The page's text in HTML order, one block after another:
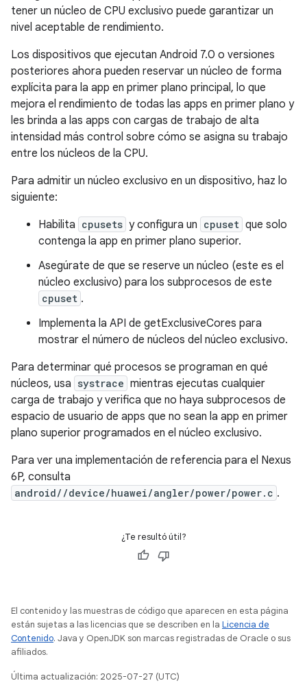
tener un núcleo de CPU exclusivo puede garantizar un
nivel aceptable de rendimiento.
Los dispositivos que ejecutan Android 7.0 o versiones
posteriores ahora pueden reservar un núcleo de forma
explícita para la app en primer plano principal, lo que
mejora el rendimiento de todas las apps en primer plano y
les brinda a las apps con cargas de trabajo de alta
intensidad más control sobre cómo se asigna su trabajo
entre los núcleos de la CPU.
Para admitir un núcleo exclusivo en un dispositivo, haz lo
siguiente:
Habilita cpusets y configura un cpuset que solo
contenga la app en primer plano superior.
Asegúrate de que se reserve un núcleo (este es el
núcleo exclusivo) para los subprocesos de este
cpuset .
Implementa la API de getExclusiveCores para
mostrar el número de núcleos del núcleo exclusivo.
Para determinar qué procesos se programan en qué
núcleos, usa systrace mientras ejecutas cualquier
carga de trabajo y verifica que no haya subprocesos de
espacio de usuario de apps que no sean la app en primer
plano superior programados en el núcleo exclusivo.
Para ver una implementación de referencia para el Nexus
6P, consulta
android//device/huawei/angler/power/power.c .
¿Te resultó útil?
El contenido y las muestras de código que aparecen en esta página
están sujetas a las licencias que se describen en la Licencia de
Contenido. Java y OpenJDK son marcas registradas de Oracle o sus
afiliados.
Última actualización: 2025-07-27 (UTC)